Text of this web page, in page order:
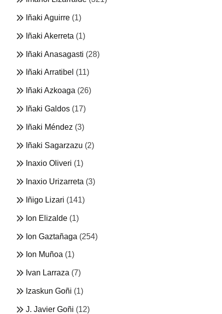
Iñaki Aguirre (1)
Iñaki Akerreta (1)
Iñaki Anasagasti (28)
Iñaki Arratibel (11)
Iñaki Azkoaga (26)
Iñaki Galdos (17)
Iñaki Méndez (3)
Iñaki Sagarzazu (2)
Inaxio Oliveri (1)
Inaxio Urizarreta (3)
Iñigo Lizari (141)
Ion Elizalde (1)
Ion Gaztañaga (254)
Ion Muñoa (1)
Ivan Larraza (7)
Izaskun Goñi (1)
J. Javier Goñi (12)